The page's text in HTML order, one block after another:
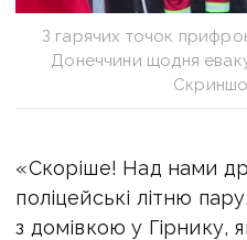
З гарячих точок
Донеччини щодня
«Скоріше! Над нами
поліцейські літню
з домівкою у Гірнику,